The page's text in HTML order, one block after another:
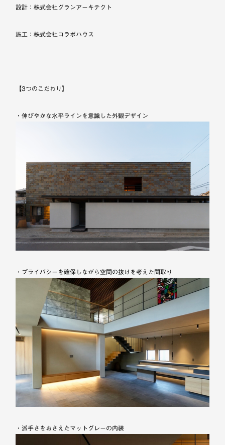
設計：株式会社グランアーキテクト
施工：株式会社コラボハウス
【3つのこだわり】
・伸びやかな水平ラインを意識した外観デザイン
・プライバシーを確保しながら空間の抜けを考えた間取り
・派手さをおさえたマットグレーの内装